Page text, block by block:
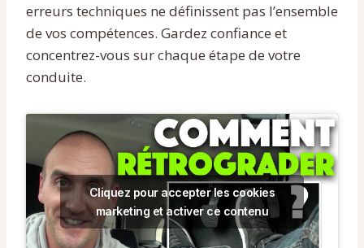
erreurs techniques ne définissent pas l’ensemble
de vos compétences. Gardez confiance et
concentrez-vous sur chaque étape de votre
conduite.
Cliquez pour accepter les cookies
marketing et activer ce contenu